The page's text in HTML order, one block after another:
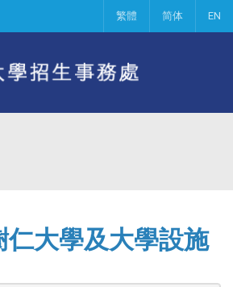
繁體 简体 EN
仁大學及大學設施